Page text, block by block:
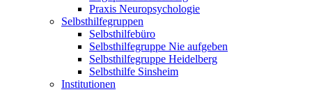
Praxis Neuropsychologie
Selbsthilfegruppen
Selbsthilfebüro
Selbsthilfegruppe Nie aufgeben
Selbsthilfegruppe Heidelberg
Selbsthilfe Sinsheim
Institutionen